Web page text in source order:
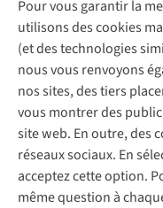
Pour vous garantir la
utilisons des cookies
(et des technologies
nous vous renvoyons
nos sites, des tiers
vous montrer des
site web. En outre, des
réseaux sociaux. En
acceptez cette option.
même question à
Garantie
Contactez-nous
Nos magasins
À propos d’A.S.Adventure
Déclaration d'accessibilité
Entretien de ski
Service de lavage
Entretien de chaussures
Réparation de chaussures
Réparation de vêtements
Retouches
Pour les entreprises
A.S.Magazine
Explore Camp
Expertise & conseils
Abonnez-vous à la